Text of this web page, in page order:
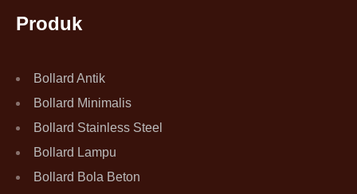
Produk
Bollard Antik
Bollard Minimalis
Bollard Stainless Steel
Bollard Lampu
Bollard Bola Beton